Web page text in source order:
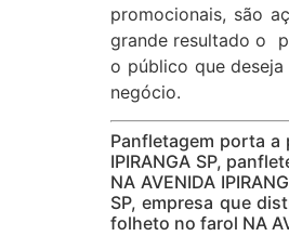
promocionais, são
grande resultado o
o público que
negócio.
Panfletagem porta a
IPIRANGA SP,
NA AVENIDA
SP, empresa que
folheto no farol NA